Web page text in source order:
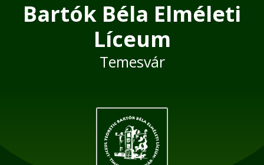
Bartók Béla Elméleti
Líceum
Temesvár
Post
navigation